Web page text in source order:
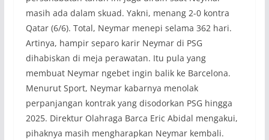
masih ada dalam skuad. Yakni, menang 2-0 kontra
Qatar (6/6). Total, Neymar menepi selama 362 hari.
Artinya, hampir separo karir Neymar di PSG
dihabiskan di meja perawatan. Itu pula yang
membuat Neymar ngebet ingin balik ke Barcelona.
Menurut Sport, Neymar kabarnya menolak
perpanjangan kontrak yang disodorkan PSG hingga
2025. Direktur Olahraga Barca Eric Abidal mengakui,
pihaknya masih mengharapkan Neymar kembali.